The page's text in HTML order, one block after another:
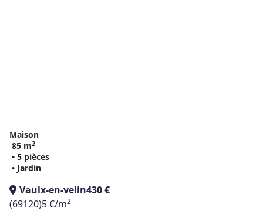
Maison
85 m2
• 5 pièces
• Jardin
Vaulx-en-velin430 €
(69120)5 €/m2